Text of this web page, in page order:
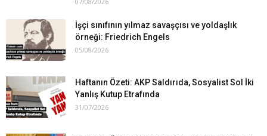
İşçi sınıfının yılmaz savaşçısı ve yoldaşlık
örneği: Friedrich Engels
05/08/2026
Haftanın Özeti: AKP Saldırıda, Sosyalist Sol İki
Yanlış Kutup Etrafında
31/07/2026